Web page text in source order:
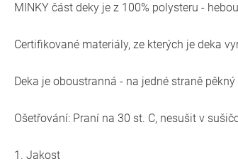
MINKY část deky je z 100% polysteru -
Certifikované materiály, ze kterých je deka
Deka je oboustranná - na jedné straně
Ošetřování: Praní na 30 st. C, nesušit v
1. Jakost